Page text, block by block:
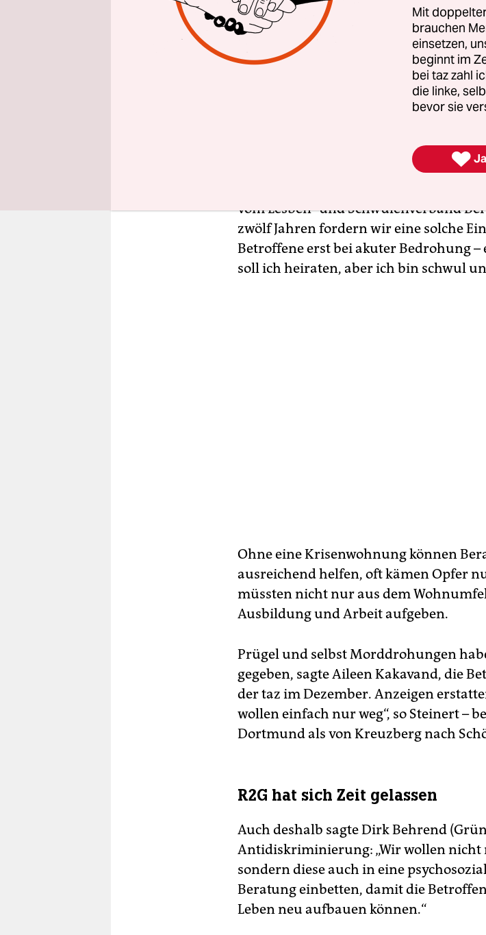
Geschlechtsidentität“ leiden, wie es in
heißt. Der Förderzeitraum läuft
langfristiges Hilfsangebot münden.
Während sich Lesben bislang an
Arbeitskreis gegen
Arbeitskreis gegen
Männer bekannt, die von
vom Lesben- und Schwulenverband
zwölf Jahren fordern wir eine solche
Betroffene erst bei akuter Bedrohung –
soll ich heiraten, aber ich bin schwul
Ohne eine Krisenwohnung können
ausreichend helfen, oft kämen Opfer
müssten nicht nur aus dem
Ausbildung und Arbeit aufgeben.
Prügel und selbst Morddrohungen
gegeben, sagte Aileen Kakavand, die
der taz im Dezember. Anzeigen
wollen einfach nur weg“, so Steinert –
Dortmund als von Kreuzberg nach
R2G hat sich Zeit gelassen
Auch deshalb sagte Dirk Behrend
Antidiskriminierung: „Wir wollen
sondern diese auch in eine
Beratung einbetten, damit die
Leben neu aufbauen können.“
Mit
brauchen
einsetzen,
beginnt im
bei taz zahl
die linke,
bevor sie
